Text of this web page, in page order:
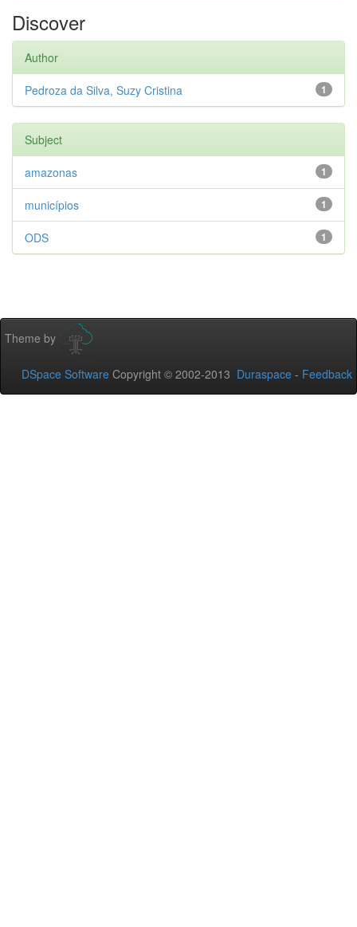
Discover
Author
1
Pedroza da Silva, Suzy Cristina
Subject
1
amazonas
1
municípios
1
ODS
Theme by
DSpace Software Copyright © 2002-2013 Duraspace - Feedback